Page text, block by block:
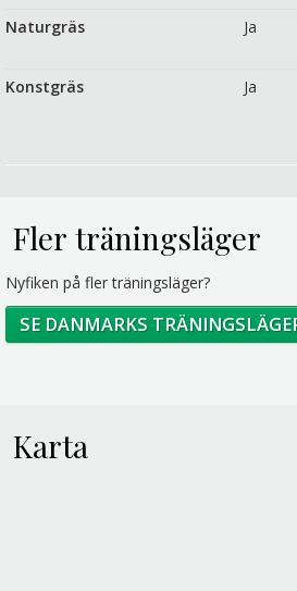
Naturgräs Ja
Konstgräs Ja
Fler träningsläger
Nyfiken på fler träningsläger?
SE DANMARKS
Karta